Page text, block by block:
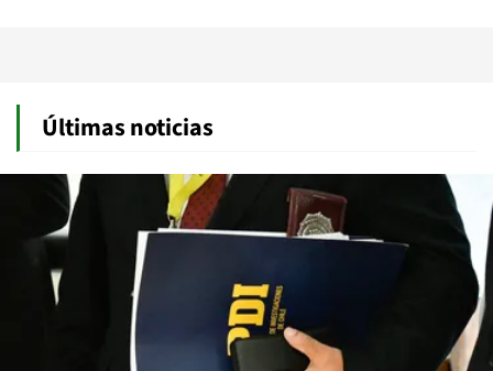
Últimas noticias